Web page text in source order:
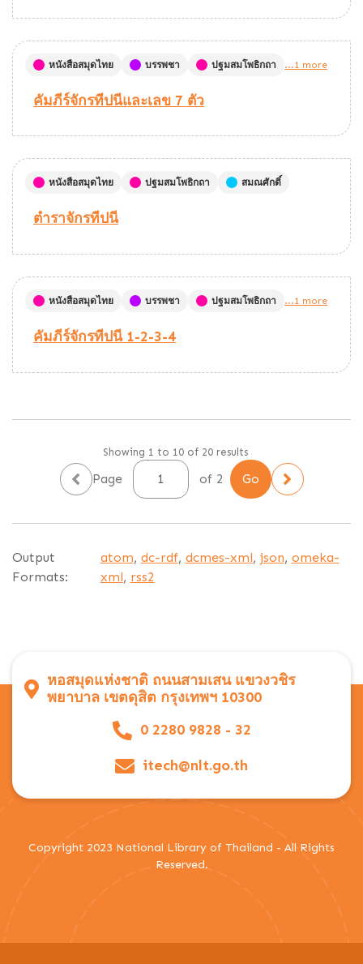
หนังสือสมุดไทย บรรพชา ปฐมสมโพธิกถา ...1 more
คัมภีร์จักรทีปนีและเลข 7 ตัว
หนังสือสมุดไทย ปฐมสมโพธิกถา สมณศักดิ์
ตำราจักรทีปนี
หนังสือสมุดไทย บรรพชา ปฐมสมโพธิกถา ...1 more
คัมภีร์จักรทีปนี 1-2-3-4
Showing 1 to 10 of 20 results
Page of 2
Output
Formats:
atom, dc-rdf, dcmes-xml, json, omeka-
xml, rss2
หอสมุดแห่งชาติ ถนนสามเสน แขวงวชิร
พยาบาล เขตดุสิต กรุงเทพฯ 10300
0 2280 9828 - 32
itech@nlt.go.th
Copyright 2023 National Library of Thailand - All Rights
Reserved.